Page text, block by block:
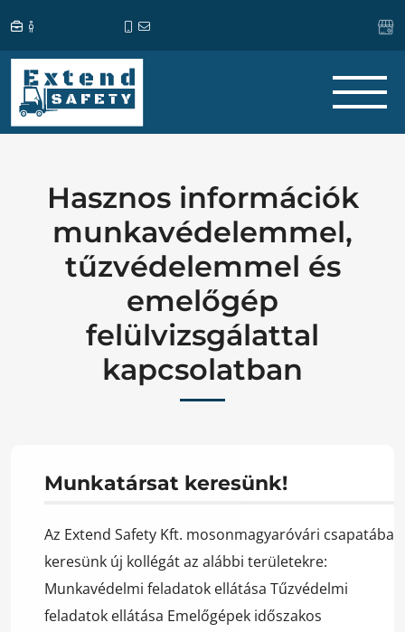
Hasznos információk
munkavédelemmel,
tűzvédelemmel és
emelőgép
felülvizsgálattal
kapcsolatban
Munkatársat keresünk!
Az Extend Safety Kft. mosonmagyaróvári csapatába
keresünk új kollégát az alábbi területekre:
Munkavédelmi feladatok ellátása Tűzvédelmi
feladatok ellátása Emelőgépek időszakos